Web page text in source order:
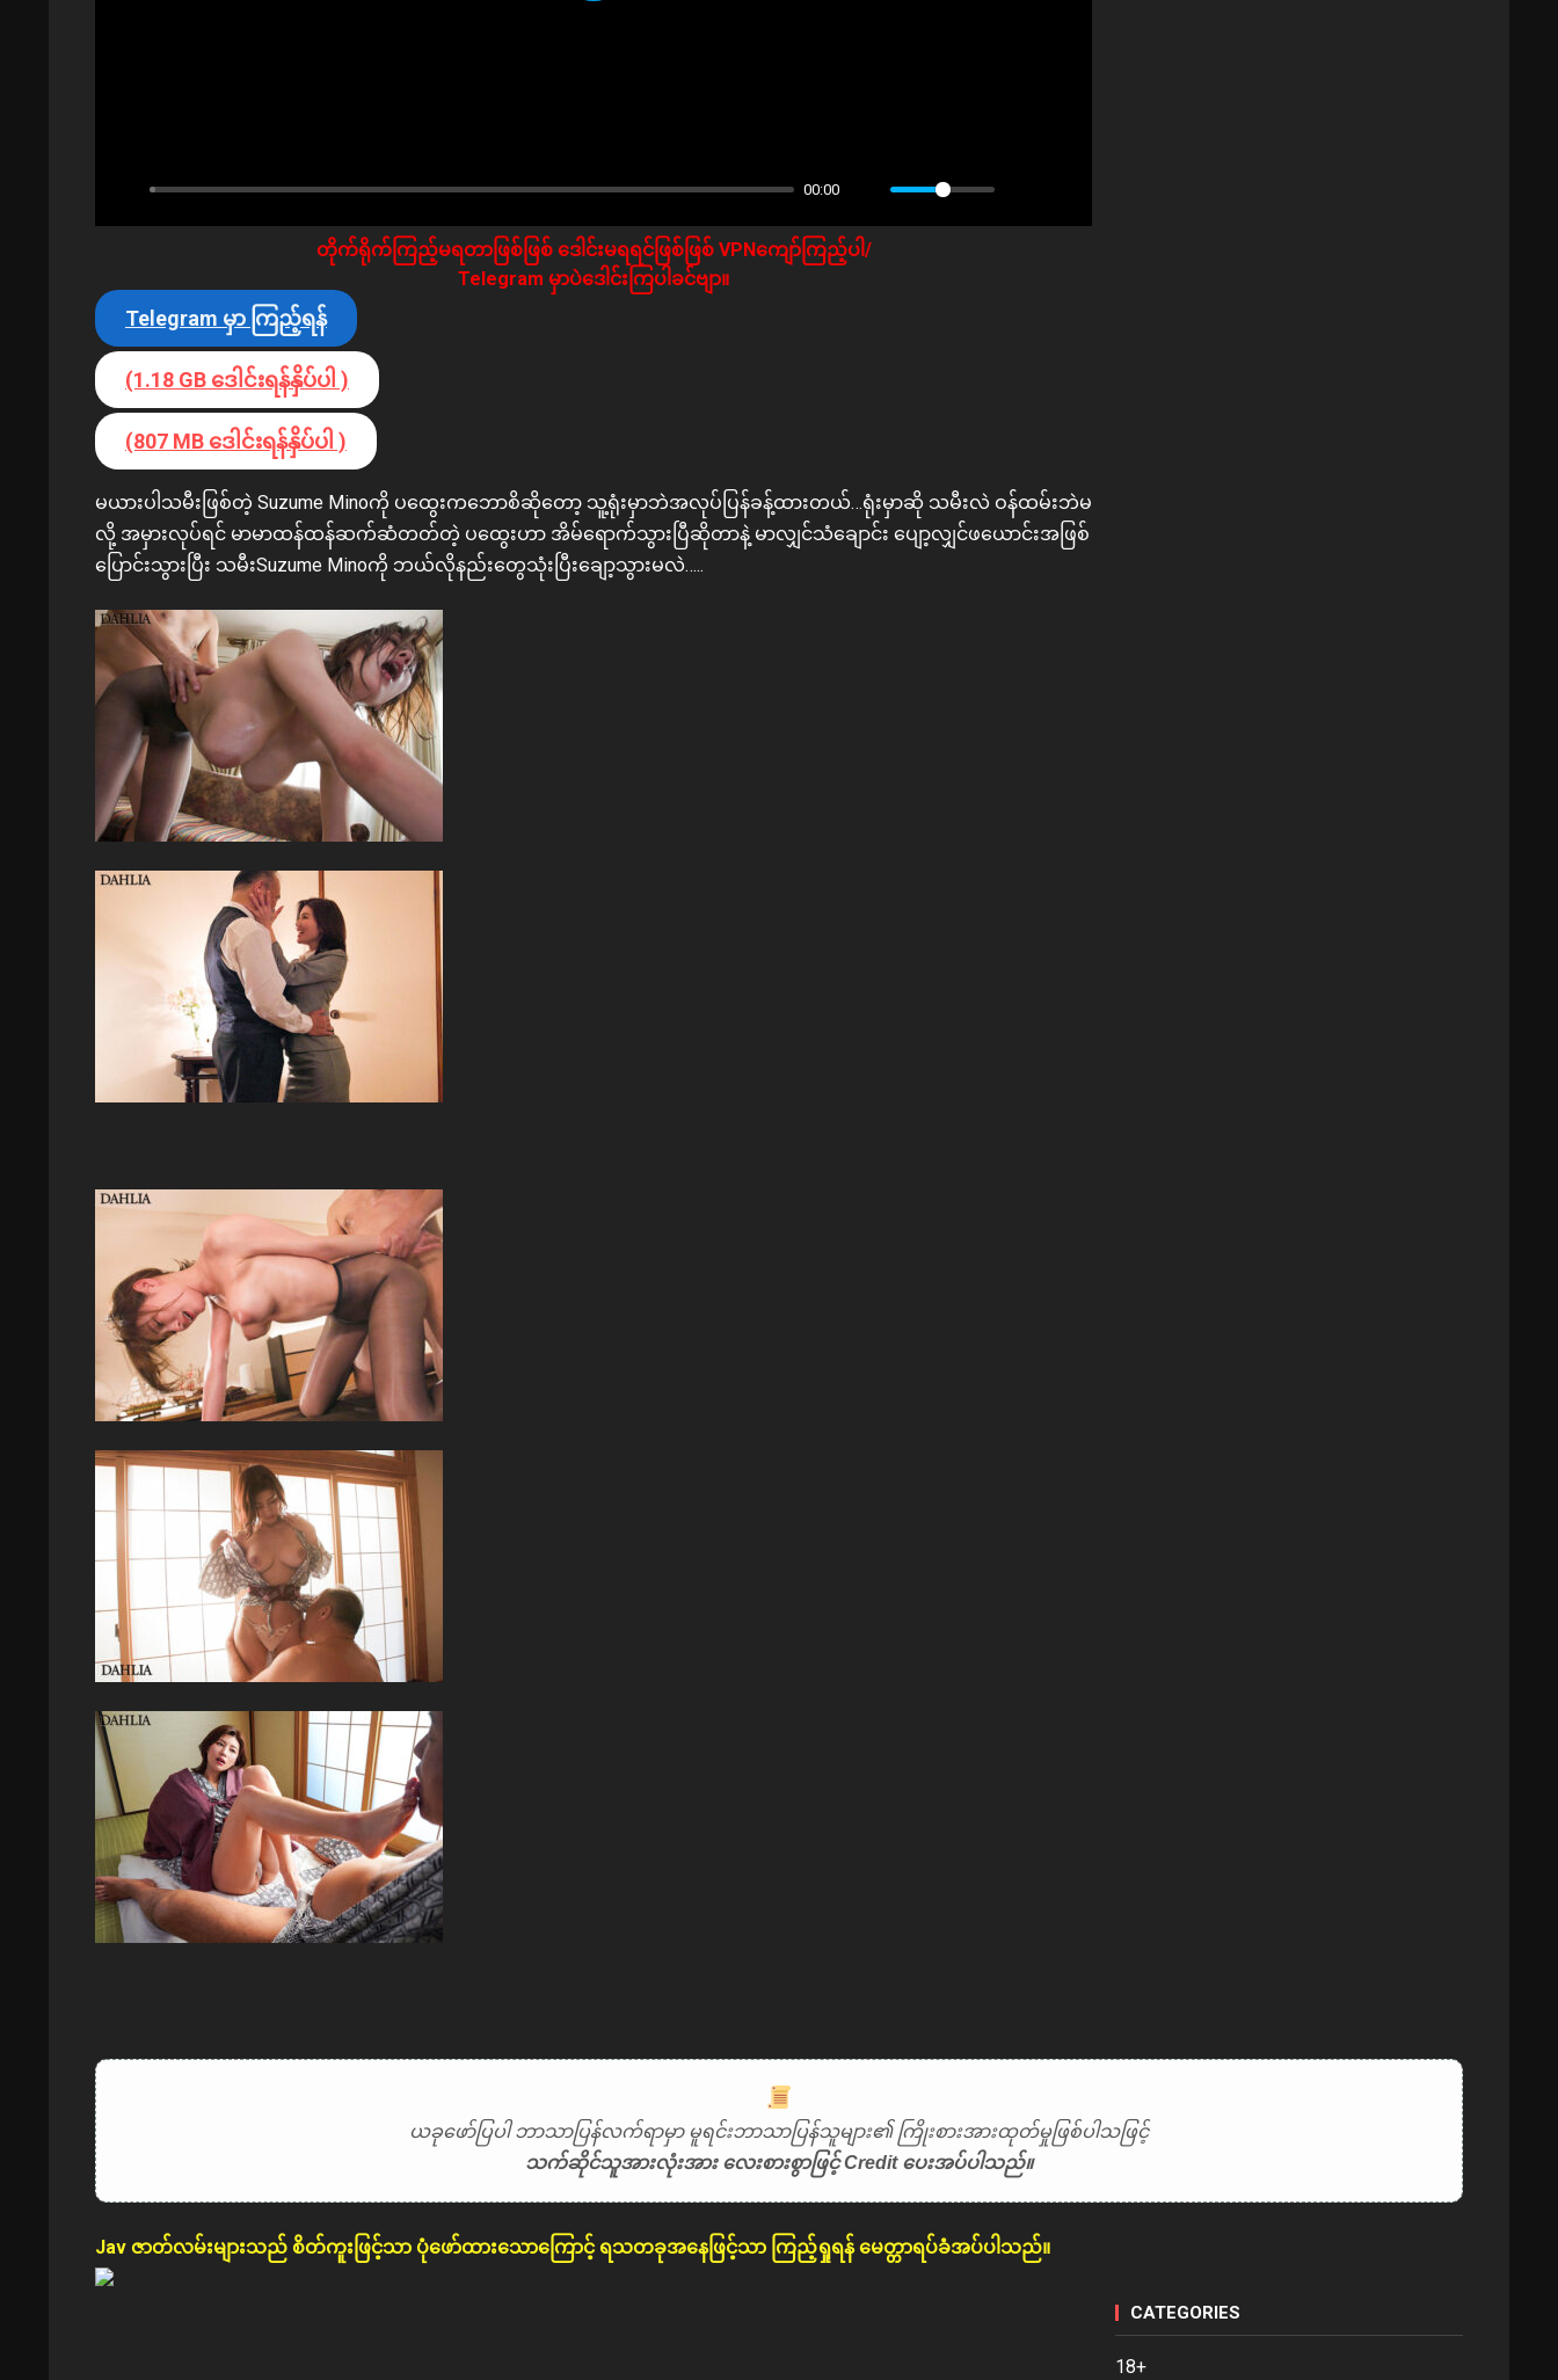
00:00
Play
တိုက်ရိုက်ကြည့်မရတာဖြစ်ဖြစ် ဒေါင်းမရရင်ဖြစ်ဖြစ် VPNကျော်ကြည့်ပါ/
Telegram မှာပဲဒေါင်းကြပါခင်ဗျာ။
Telegram မှာ ကြည့်ရန်
(1.18 GB ဒေါင်းရန်နှိပ်ပါ )
(807 MB ဒေါင်းရန်နှိပ်ပါ )
မယားပါသမီးဖြစ်တဲ့ Suzume Minoကို ပထွေးကဘောစိဆိုတော့ သူ့ရုံးမှာဘဲအလုပ်ပြန်ခန့်ထားတယ်…ရုံးမှာဆို သမီးလဲ ဝန်ထမ်းဘဲမ
လို့ အမှားလုပ်ရင် မာမာထန်ထန်ဆက်ဆံတတ်တဲ့ ပထွေးဟာ အိမ်ရောက်သွားပြီဆိုတာနဲ့ မာလျှင်သံချောင်း ပျော့လျှင်ဖယောင်းအဖြစ်
ပြောင်းသွားပြီး သမီးSuzume Minoကို ဘယ်လိုနည်းတွေသုံးပြီးချော့သွားမလဲ…..
ယခုဖော်ပြပါ ဘာသာပြန်လက်ရာမှာ မူရင်းဘာသာပြန်သူများ၏ ကြိုးစားအားထုတ်မှုဖြစ်ပါသဖြင့်
သက်ဆိုင်သူအားလုံးအား လေးစားစွာဖြင့် Credit ပေးအပ်ပါသည်။
Jav ဇာတ်လမ်းများသည် စိတ်ကူးဖြင့်သာ ပုံဖော်ထားသောကြောင့် ရသတခုအနေဖြင့်သာ ကြည့်ရှုရန် မေတ္တာရပ်ခံအပ်ပါသည်။
CATEGORIES
18+